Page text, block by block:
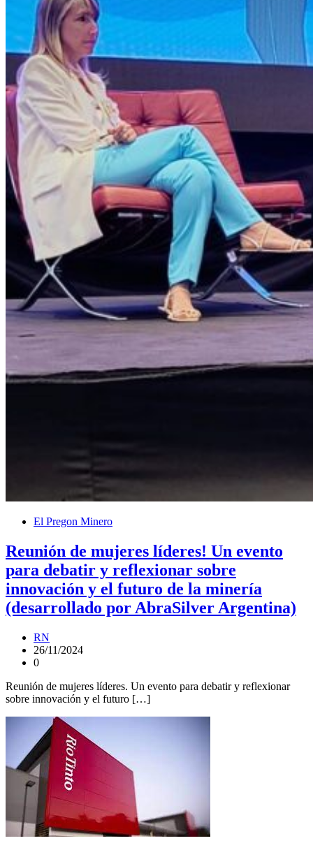
El Pregon Minero
Reunión de mujeres líderes! Un evento
para debatir y reflexionar sobre
innovación y el futuro de la minería
(desarrollado por AbraSilver Argentina)
RN
26/11/2024
0
Reunión de mujeres líderes. Un evento para debatir y reflexionar
sobre innovación y el futuro […]